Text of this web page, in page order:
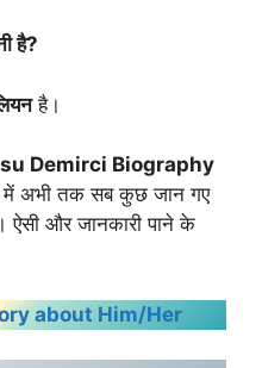
है?
है।
Demirci Biography
अभी तक सब कुछ जान गए
और जानकारी पाने के
about Him/Her